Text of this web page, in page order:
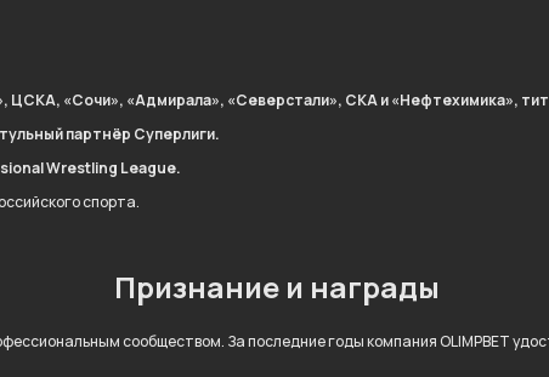
ЦСКА, «Сочи», «Адмирала», «Северстали», СКА и «Нефтехимика»,
партнёр Суперлиги.
Wrestling League.
спорта.
Признание и награды
сообществом. За последние годы компания OLIMPBET